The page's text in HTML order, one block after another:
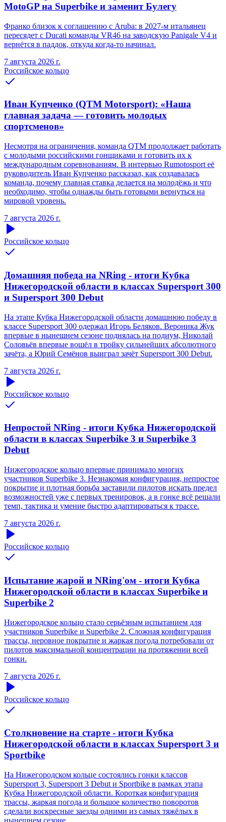
MotoGP на Superbike и заменит Булегу
Франко близок к соглашению с Aruba: в 2027-м итальянец
пересядет с Ducati команды VR46 на заводскую Panigale V4 и
вернётся в паддок, откуда когда-то начинал.
7 августа 2026 г.
Российское кольцо
Иван Купченко (QTM Motorsport): «Наша
главная задача — готовить молодых
спортсменов»
Несмотря на ограничения, команда QTM продолжает работать
с молодыми российскими гонщиками и готовить их к
международным соревнованиям. В интервью Rumotosport её
руководитель Иван Купченко рассказал, как создавалась
команда, почему главная ставка делается на молодёжь и что
необходимо, чтобы однажды быть готовыми вернуться на
мировой уровень.
7 августа 2026 г.
Российское кольцо
Домашняя победа на NRing - итоги Кубка
Нижегородской области в классах Supersport 300
и Supersport 300 Debut
На этапе Кубка Нижегородской области домашнюю победу в
классе Supersport 300 одержал Игорь Беляков. Вероника Жук
впервые в нынешнем сезоне поднялась на подиум, Николай
Соловьёв впервые вошёл в тройку сильнейших абсолютного
зачёта, а Юрий Семёнов выиграл зачёт Supersport 300 Debut.
7 августа 2026 г.
Российское кольцо
Непростой NRing - итоги Кубка Нижегородской
области в классах Superbike 3 и Superbike 3
Debut
Нижегородское кольцо впервые принимало многих
участников Superbike 3. Незнакомая конфигурация, непростое
покрытие и плотная борьба заставили пилотов искать предел
возможностей уже с первых тренировок, а в гонке всё решали
темп, тактика и умение быстро адаптироваться к трассе.
7 августа 2026 г.
Российское кольцо
Испытание жарой и NRing'ом - итоги Кубка
Нижегородской области в классах Superbike и
Superbike 2
Нижегородское кольцо стало серьёзным испытанием для
участников Superbike и Superbike 2. Сложная конфигурация
трассы, неровное покрытие и жаркая погода потребовали от
пилотов максимальной концентрации на протяжении всей
гонки.
7 августа 2026 г.
Российское кольцо
Столкновение на старте - итоги Кубка
Нижегородской области в классах Supersport 3 и
Sportbike
На Нижегородском кольце состоялись гонки классов
Supersport 3, Supersport 3 Debut и Sportbike в рамках этапа
Кубка Нижегородской области. Короткая конфигурация
трассы, жаркая погода и большое количество поворотов
сделали воскресные заезды одними из самых тяжёлых в
нынешнем сезоне.